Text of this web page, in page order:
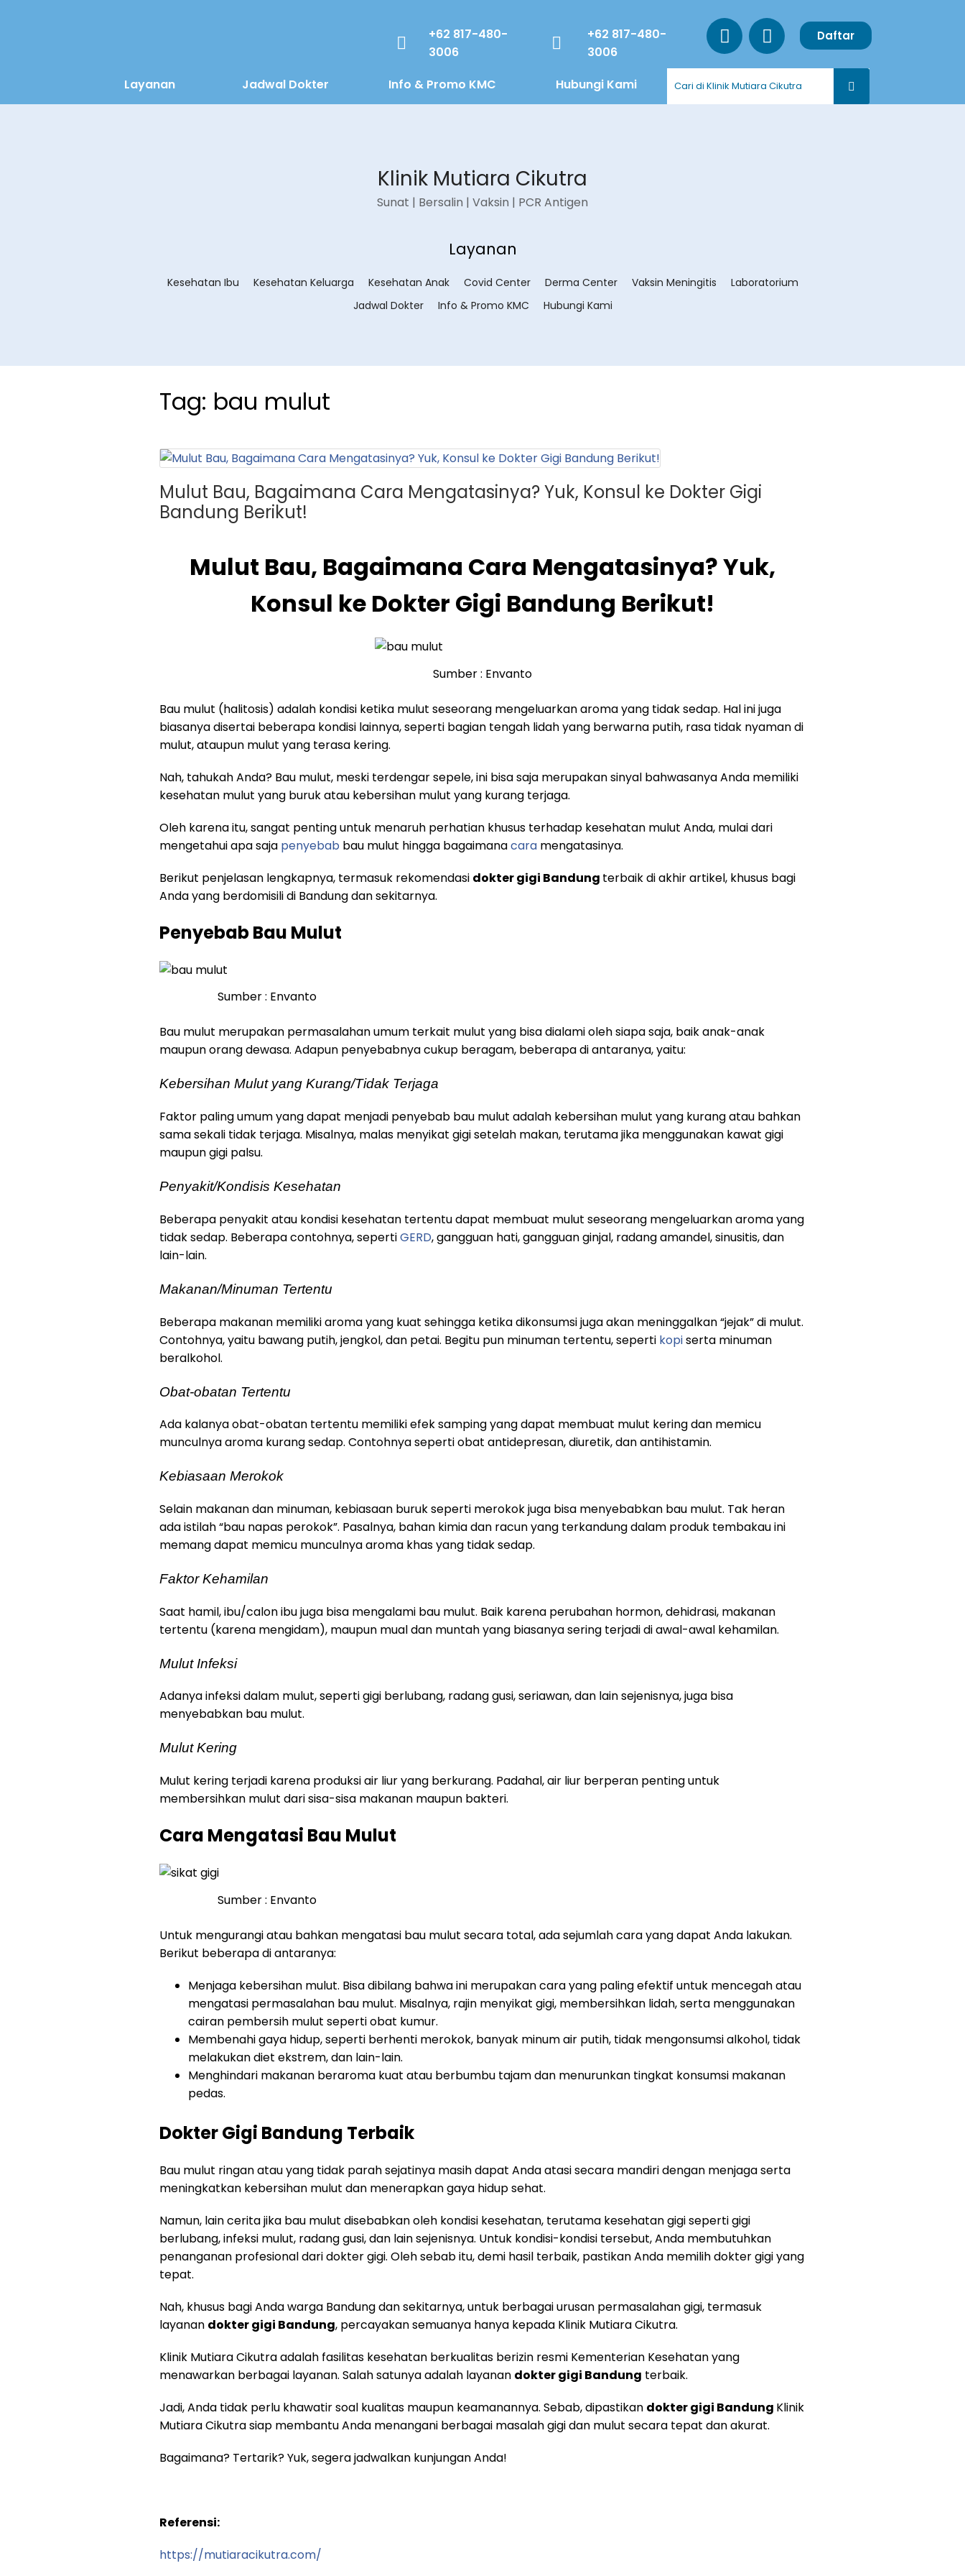
+62 817-480-
3006
+62 817-480-
3006
Daftar
Layanan Jadwal Dokter Info & Promo KMC Hubungi Kami
Klinik Mutiara Cikutra
Sunat | Bersalin | Vaksin | PCR Antigen
Layanan
Kesehatan Ibu Kesehatan Keluarga Kesehatan Anak Covid Center Derma Center Vaksin Meningitis
Laboratorium
Jadwal Dokter
Info & Promo KMC Hubungi Kami
Tag: bau mulut
Mulut Bau, Bagaimana Cara Mengatasinya? Yuk, Konsul ke Dokter Gigi
Bandung Berikut!
Mulut Bau, Bagaimana Cara Mengatasinya? Yuk,
Konsul ke Dokter Gigi Bandung Berikut!
Sumber : Envanto
Bau mulut (halitosis) adalah kondisi ketika mulut seseorang mengeluarkan aroma yang tidak sedap. Hal ini juga
biasanya disertai beberapa kondisi lainnya, seperti bagian tengah lidah yang berwarna putih, rasa tidak nyaman di
mulut, ataupun mulut yang terasa kering.
Nah, tahukah Anda? Bau mulut, meski terdengar sepele, ini bisa saja merupakan sinyal bahwasanya Anda memiliki
kesehatan mulut yang buruk atau kebersihan mulut yang kurang terjaga.
Oleh karena itu, sangat penting untuk menaruh perhatian khusus terhadap kesehatan mulut Anda, mulai dari
mengetahui apa saja penyebab bau mulut hingga bagaimanacara mengatasinya.
Berikut penjelasan lengkapnya, termasuk rekomendasi dokter gigi Bandung terbaik di akhir artikel, khusus bagi
Anda yang berdomisili di Bandung dan sekitarnya.
Penyebab Bau Mulut
Sumber : Envanto
Bau mulut merupakan permasalahan umum terkait mulut yang bisa dialami oleh siapa saja, baik anak-anak
maupun orang dewasa. Adapun penyebabnya cukup beragam, beberapa di antaranya, yaitu:
Kebersihan Mulut yang Kurang/Tidak Terjaga
Faktor paling umum yang dapat menjadi penyebab bau mulut adalah kebersihan mulut yang kurang atau bahkan
sama sekali tidak terjaga. Misalnya, malas menyikat gigi setelah makan, terutama jika menggunakan kawat gigi
maupun gigi palsu.
Penyakit/Kondisis Kesehatan
Beberapa penyakit atau kondisi kesehatan tertentu dapat membuat mulut seseorang mengeluarkan aroma yang
tidak sedap. Beberapa contohnya, sepertiGERD, gangguan hati, gangguan ginjal, radang amandel, sinusitis, dan
lain-lain.
Makanan/Minuman Tertentu
Beberapa makanan memiliki aroma yang kuat sehingga ketika dikonsumsi juga akan meninggalkan “jejak” di mulut.
Contohnya, yaitu bawang putih, jengkol, dan petai. Begitu pun minuman tertentu, seperti kopiserta minuman
beralkohol.
Obat-obatan Tertentu
Ada kalanya obat-obatan tertentu memiliki efek samping yang dapat membuat mulut kering dan memicu
munculnya aroma kurang sedap. Contohnya seperti obat antidepresan, diuretik, dan antihistamin.
Kebiasaan Merokok
Selain makanan dan minuman, kebiasaan buruk seperti merokok juga bisa menyebabkan bau mulut. Tak heran
ada istilah “bau napas perokok”. Pasalnya, bahan kimia dan racun yang terkandung dalam produk tembakau ini
memang dapat memicu munculnya aroma khas yang tidak sedap.
Faktor Kehamilan
Saat hamil, ibu/calon ibu juga bisa mengalami bau mulut. Baik karena perubahan hormon, dehidrasi, makanan
tertentu (karena mengidam), maupun mual dan muntah yang biasanya sering terjadi di awal-awal kehamilan.
Mulut Infeksi
Adanya infeksi dalam mulut, seperti gigi berlubang, radang gusi, seriawan, dan lain sejenisnya, juga bisa
menyebabkan bau mulut.
Mulut Kering
Mulut kering terjadi karena produksi air liur yang berkurang. Padahal, air liur berperan penting untuk
membersihkan mulut dari sisa-sisa makanan maupun bakteri.
Cara Mengatasi Bau Mulut
Sumber : Envanto
Untuk mengurangi atau bahkan mengatasi bau mulut secara total, ada sejumlah cara yang dapat Anda lakukan.
Berikut beberapa di antaranya:
Menjaga kebersihan mulut. Bisa dibilang bahwa ini merupakan cara yang paling efektif untuk mencegah atau
mengatasi permasalahan bau mulut. Misalnya, rajin menyikat gigi, membersihkan lidah, serta menggunakan
cairan pembersih mulut seperti obat kumur.
Membenahi gaya hidup, seperti berhenti merokok, banyak minum air putih, tidak mengonsumsi alkohol, tidak
melakukan diet ekstrem, dan lain-lain.
Menghindari makanan beraroma kuat atau berbumbu tajam dan menurunkan tingkat konsumsi makanan
pedas.
Dokter Gigi Bandung Terbaik
Bau mulut ringan atau yang tidak parah sejatinya masih dapat Anda atasi secara mandiri dengan menjaga serta
meningkatkan kebersihan mulut dan menerapkan gaya hidup sehat.
Namun, lain cerita jika bau mulut disebabkan oleh kondisi kesehatan, terutama kesehatan gigi seperti gigi
berlubang, infeksi mulut, radang gusi, dan lain sejenisnya. Untuk kondisi-kondisi tersebut, Anda membutuhkan
penanganan profesional dari dokter gigi. Oleh sebab itu, demi hasil terbaik, pastikan Anda memilih dokter gigi yang
tepat.
Nah, khusus bagi Anda warga Bandung dan sekitarnya, untuk berbagai urusan permasalahan gigi, termasuk
layanan dokter gigi Bandung, percayakan semuanya hanya kepada Klinik Mutiara Cikutra.
Klinik Mutiara Cikutra adalah fasilitas kesehatan berkualitas berizin resmi Kementerian Kesehatan yang
menawarkan berbagai layanan. Salah satunya adalah layanan dokter gigi Bandung terbaik.
Jadi, Anda tidak perlu khawatir soal kualitas maupun keamanannya. Sebab, dipastikan dokter gigi Bandung Klinik
Mutiara Cikutra siap membantu Anda menangani berbagai masalah gigi dan mulut secara tepat dan akurat.
Bagaimana? Tertarik? Yuk, segera jadwalkan kunjungan Anda!
Referensi:
https://mutiaracikutra.com/